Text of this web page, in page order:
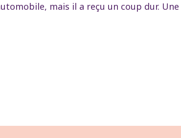
mais il a reçu un coup dur.